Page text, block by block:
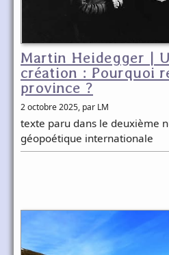
Martin Heidegger |
création : Pourquoi
province ?
2 octobre 2025, par LM
texte paru dans le deuxième
géopoétique internationale